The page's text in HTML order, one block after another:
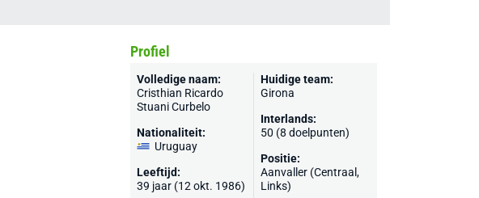
Profiel
Volledige naam:
Cristhian Ricardo
Stuani Curbelo
Nationaliteit:
Uruguay
Leeftijd:
39 jaar (12 okt. 1986)
Huidige team:
Girona
Interlands:
50 (8 doelpunten)
Positie:
Aanvaller (Centraal,
Links)